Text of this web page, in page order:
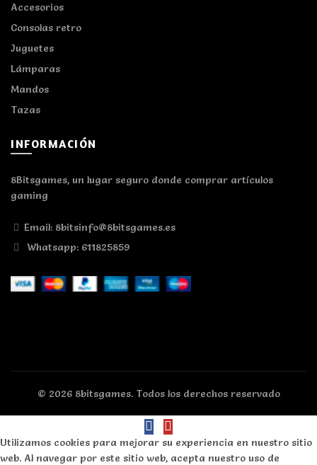
Accesorios
Consolas retro
Juguetes
Lámparas
Mandos
Tazas
INFORMACIÓN
8Bitsgames, un lugar seguro donde comprar artículos
gaming
Email: 8bitsinfo@8bitsgames.es
Whatsapp: 611825859
© 2026 8bitsgames. Todos los derechos reservado
Utilizamos cookies para mejorar su experiencia en nuestro sitio
web. Al navegar por este sitio web, acepta nuestro uso de